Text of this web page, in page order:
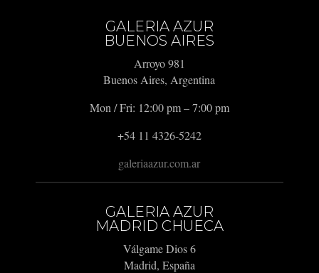
GALERIA AZUR
BUENOS AIRES
Arroyo 981
Buenos Aires, Argentina
Mon / Fri: 12:00 pm – 7:00 pm
+54 11 4326-5242
galeriaazur.com.ar
GALERIA AZUR
MADRID CHUECA
Válgame Dios 6
Madrid, España